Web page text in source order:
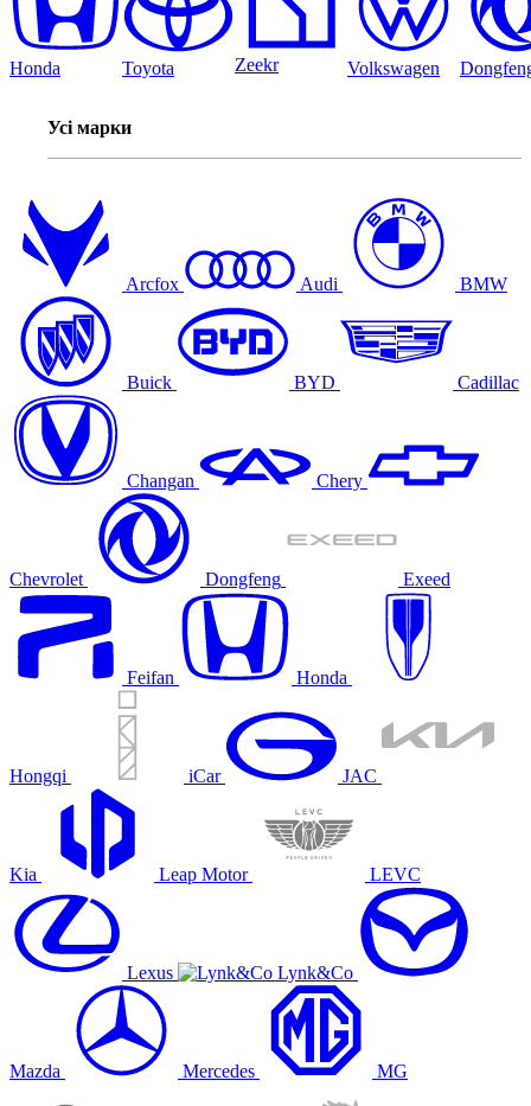
Honda Toyota Zeekr Volkswagen
Усі марки
Arcfox Audi BMW
Buick BYD Cadillac
Changan Chery
Chevrolet Dongfeng Exeed
Feifan Honda
Hongqi iCar JAC
Kia Leap Motor LEVC
Lexus Lynk&Co
Mazda Mercedes MG